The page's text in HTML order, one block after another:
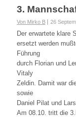
3.
Von Mirko B 26
Der erwartete klare
ersetzt werden
Führung
durch Florian und
Vitaly
Zeldin. Damit war
sowie
Daniel Pilat und
Am 08.10. tritt die